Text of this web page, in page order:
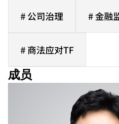
# 公司治理 # 金融
# 商法应对TF
成员